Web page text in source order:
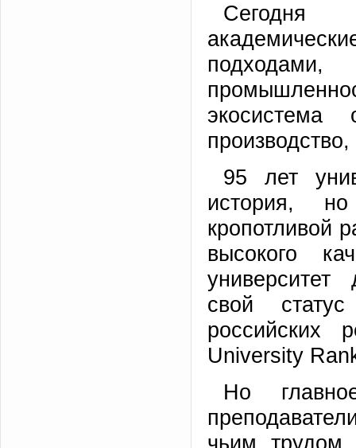
Сегодня
экосистема
95 лет
история,
кропотливой
высокого
университет
свой
российских
University
Но
чьим трудом